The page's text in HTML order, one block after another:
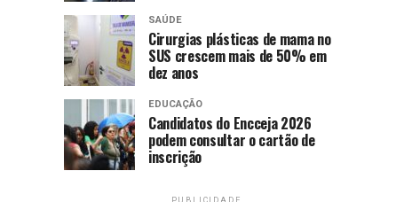
SAÚDE
Cirurgias plásticas de mama no
SUS crescem mais de 50% em
dez anos
EDUCAÇÃO
Candidatos do Encceja 2026
podem consultar o cartão de
inscrição
PUBLICIDADE